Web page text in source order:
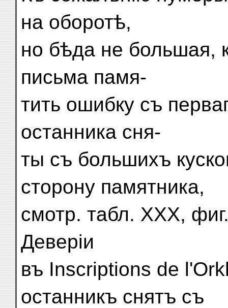
на оборотѣ,
но бѣда не большая,
письма памя-
тить ошибку съ
останника сня-
ты съ большихъ
сторону памятника,
смотр. табл. XXX,
Деверіи
въ Inscriptions de
останникъ снятъ съ